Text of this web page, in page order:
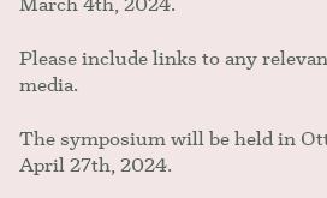
Please include links to any
media.
The symposium will be held in
April 27th, 2024.